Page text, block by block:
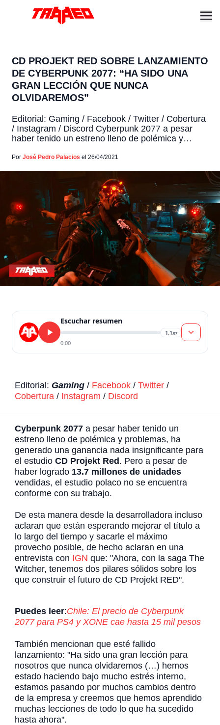
CD PROJEKT RED SOBRE LANZAMIENTO
DE CYBERPUNK 2077: “HA SIDO UNA
GRAN LECCIÓN QUE NUNCA
OLVIDAREMOS”
Editorial: Gaming / Facebook / Twitter / Cobertura
/ Instagram / Discord Cyberpunk 2077 a pesar
haber tenido un estreno lleno de polémica y
insignificante para el estudio CD Projekt Red.
unidades vendidas, el estudio polaco no se
encuentra conforme […]
Por José Pedro Palacios el 26/04/2021
Escuchar resumen
1.1x▾
0:00
Editorial: Gaming / Facebook / Twitter /
Cobertura / Instagram / Discord
Cyberpunk 2077 a pesar haber tenido un
estreno lleno de polémica y problemas, ha
generado una ganancia nada insignificante para
el estudio CD Projekt Red. Pero a pesar de
haber logrado 13.7 millones de unidades
vendidas, el estudio polaco no se encuentra
conforme con su trabajo.
De esta manera desde la desarrolladora incluso
aclaran que están esperando mejorar el título a
lo largo del tiempo y sacarle el máximo
provecho posible, de hecho aclaran en una
entrevista con IGN que: "Ahora, con la saga The
Witcher, tenemos dos pilares sólidos sobre los
que construir el futuro de CD Projekt RED".
Puedes leer:Chile: El precio de Cyberpunk
2077 para PS4 y XONE cae hasta 15 mil pesos
También mencionan que esté fallido
lanzamiento: "Ha sido una gran lección para
nosotros que nunca olvidaremos (…) hemos
estado haciendo bajo mucho estrés interno,
estamos pasando por muchos cambios dentro
de la empresa y creemos que hemos aprendido
muchas lecciones de todo lo que ha sucedido
hasta ahora".